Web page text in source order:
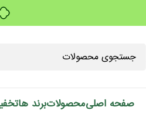
صفحه اصلیمحصولاتبرند ها